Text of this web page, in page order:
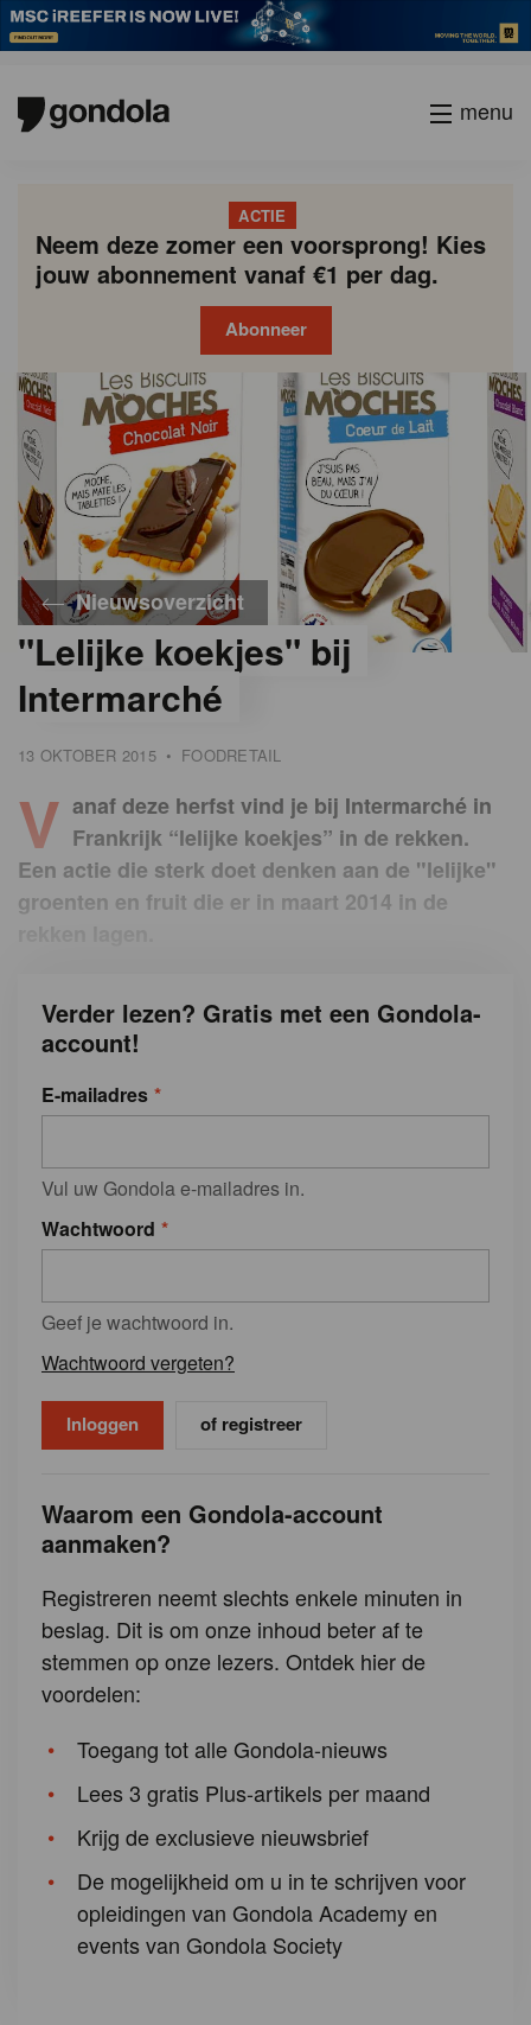
menu
ACTIE
Neem deze zomer een voorsprong! Kies
jouw abonnement vanaf €1 per dag.
Abonneer
Nieuwsoverzicht
"Lelijke koekjes" bij
Intermarché
13 OKTOBER 2015 • FOODRETAIL
V anaf deze herfst vind je bij Intermarché in
Frankrijk “lelijke koekjes” in de rekken.
Een actie die sterk doet denken aan de "lelijke"
groenten en fruit die er in maart 2014 in de
Verder lezen? Gratis met een Gondola-
account!
E-mailadres
Vul uw Gondola e-mailadres in.
Wachtwoord
Geef je wachtwoord in.
Wachtwoord vergeten?
of registreer
Waarom een Gondola-account
aanmaken?
Registreren neemt slechts enkele minuten in
beslag. Dit is om onze inhoud beter af te
stemmen op onze lezers. Ontdek hier de
voordelen:
Toegang tot alle Gondola-nieuws
Lees 3 gratis Plus-artikels per maand
Krijg de exclusieve nieuwsbrief
De mogelijkheid om u in te schrijven voor
opleidingen van Gondola Academy en
events van Gondola Society
Gondola
academy
Gondola
society